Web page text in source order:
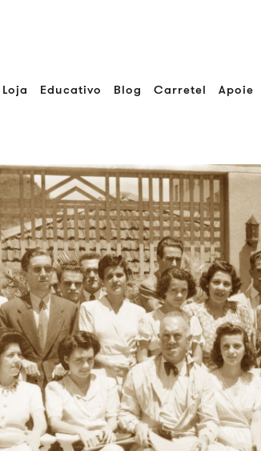
Loja Educativo Blog Carretel Apoie